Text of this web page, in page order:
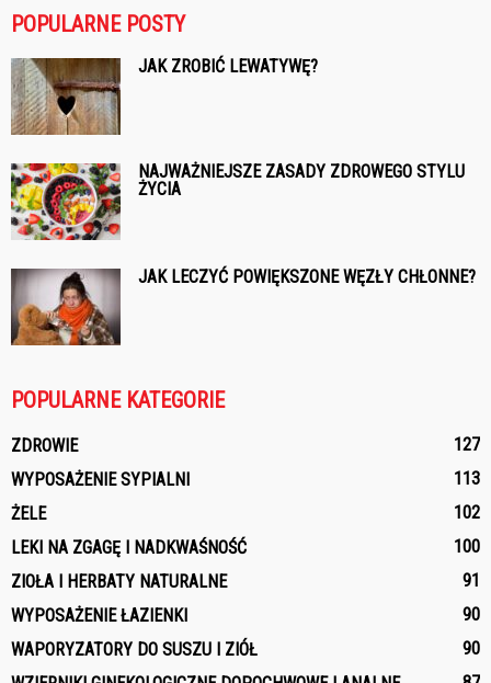
POPULARNE POSTY
JAK ZROBIĆ LEWATYWĘ?
NAJWAŻNIEJSZE ZASADY ZDROWEGO STYLU
ŻYCIA
JAK LECZYĆ POWIĘKSZONE WĘZŁY CHŁONNE?
POPULARNE KATEGORIE
ZDROWIE
127
WYPOSAŻENIE SYPIALNI
113
ŻELE
102
LEKI NA ZGAGĘ I NADKWAŚNOŚĆ
100
ZIOŁA I HERBATY NATURALNE
91
WYPOSAŻENIE ŁAZIENKI
90
WAPORYZATORY DO SUSZU I ZIÓŁ
90